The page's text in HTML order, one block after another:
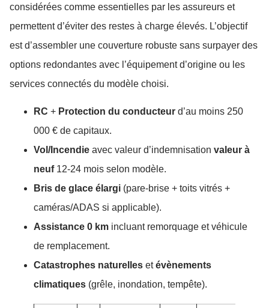
considérées comme essentielles par les assureurs et
permettent d’éviter des restes à charge élevés. L’objectif
est d’assembler une couverture robuste sans surpayer des
options redondantes avec l’équipement d’origine ou les
services connectés du modèle choisi.
RC + Protection du conducteur d’au moins 250
000 € de capitaux.
Vol/Incendie avec valeur d’indemnisation valeur à
neuf12-24 mois selon modèle.
Bris de glace élargi (pare-brise + toits vitrés +
caméras/ADAS si applicable).
Assistance 0 km incluant remorquage et véhicule
de remplacement.
Catastrophes naturelles etévènements
climatiques (grêle, inondation, tempête).